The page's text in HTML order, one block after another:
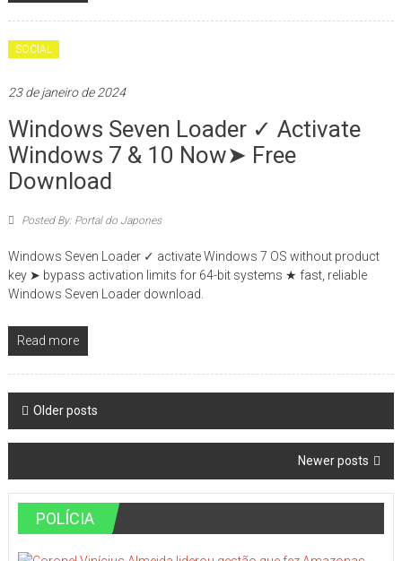
SOCIAL
23 de janeiro de 2024
Windows Seven Loader ✓ Activate
Windows 7 & 10 Now➤ Free
Download
Posted By: Portal do Japones
Windows Seven Loader ✓ activate Windows 7 OS without product
key ➤ bypass activation limits for 64-bit systems ★ fast, reliable
Windows Seven Loader download.
Read more
Posts
navigation
Older posts
Newer posts
POLÍCIA